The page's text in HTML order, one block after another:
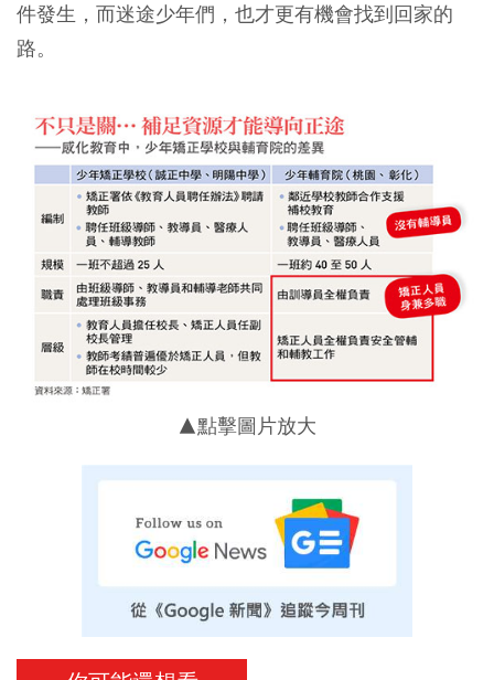
件發生，而迷途少年們，也才更有機會找到回家的
路。
▲點擊圖片放大